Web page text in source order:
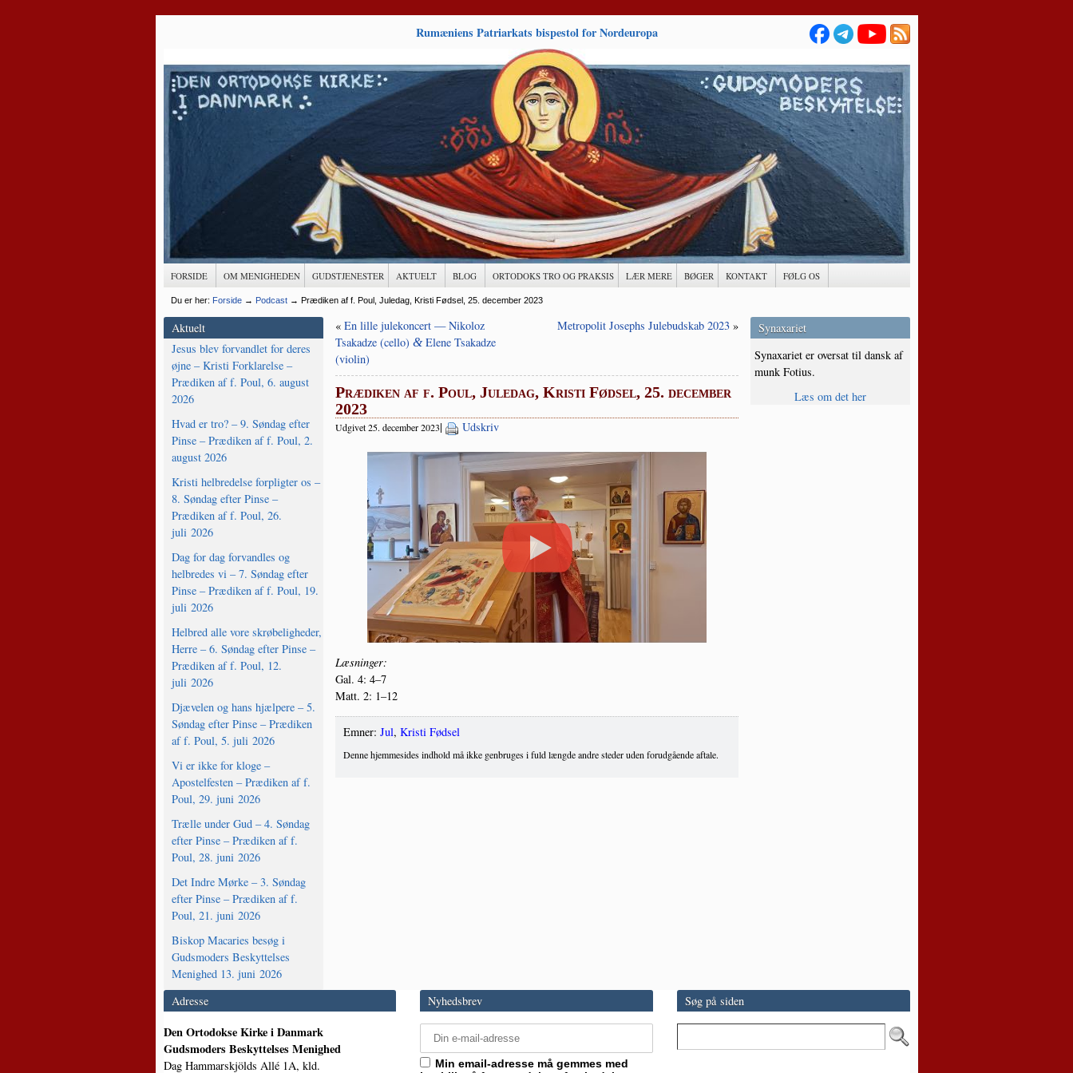
Rumæniens Patriarkats bispestol for Nordeuropa
FORSIDE OM MENIGHEDEN GUDSTJENESTER AKTUELT BLOG ORTODOKS TRO OG PRAKSIS LÆR MERE BØGER KONTAKT FØLG OS
Du er her: Forside→ Podcast→ Prædiken af f. Poul, Juledag, Kristi Fødsel, 25. december 2023
Aktuelt
Jesus blev forvandlet for deres
øjne – Kristi Forklarelse –
Prædiken af f. Poul, 6. august
2026
Hvad er tro? – 9. Søndag efter
Pinse – Prædiken af f. Poul, 2.
august 2026
Kristi helbredelse forpligter os –
8. Søndag efter Pinse –
Prædiken af f. Poul, 26.
juli 2026
Dag for dag forvandles og
helbredes vi – 7. Søndag efter
Pinse – Prædiken af f. Poul, 19.
juli 2026
Helbred alle vore skrøbeligheder,
Herre – 6. Søndag efter Pinse –
Prædiken af f. Poul, 12.
juli 2026
Djævelen og hans hjælpere – 5.
Søndag efter Pinse – Prædiken
af f. Poul, 5. juli 2026
Vi er ikke for kloge –
Apostelfesten – Prædiken af f.
Poul, 29. juni 2026
Trælle under Gud – 4. Søndag
efter Pinse – Prædiken af f.
Poul, 28. juni 2026
Det Indre Mørke – 3. Søndag
efter Pinse – Prædiken af f.
Poul, 21. juni 2026
Biskop Macaries besøg i
Gudsmoders Beskyttelses
Menighed 13. juni 2026
« En lille julekoncert — Nikoloz
Tsakadze (cello) &Elene Tsakadze
(violin)
Metropolit Josephs Julebudskab 2023»
Prædiken af f. Poul, Juledag, Kristi Fødsel, 25. december
2023
Udgivet 25. december 2023| Udskriv
Læs­nin­ger:
Gal. 4: 4–7
Matt. 2: 1–12
Emner: Jul, Kristi Fødsel
Denne hjemmesides indhold må ikke genbruges i fuld længde andre steder uden forudgående aftale.
Synaxariet
Synaxariet er oversat til dansk af
munk Fotius.
Læs om det her
Adresse
Den Ortodokse Kirke i Danmark
Gudsmoders Beskyttelses Menighed
Dag Hammarskjölds Allé 1A, kld.
Nyhedsbrev
Min email-adresse må gemmes med
Søg på siden